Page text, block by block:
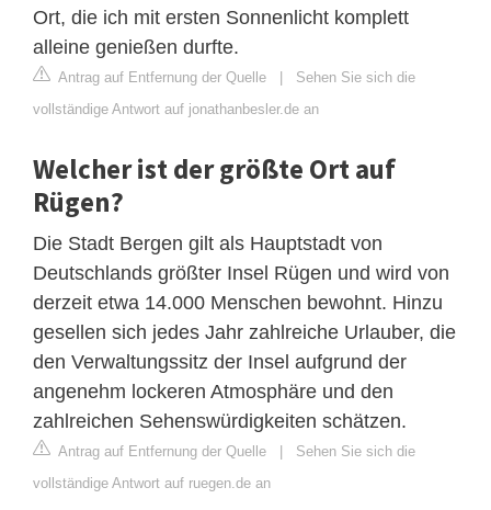
Ort, die ich mit ersten Sonnenlicht komplett
alleine genießen durfte.
Antrag auf Entfernung der Quelle | Sehen Sie sich die
vollständige Antwort auf jonathanbesler.de an
Welcher ist der größte Ort auf
Rügen?
Die Stadt Bergen gilt als Hauptstadt von
Deutschlands größter Insel Rügen und wird von
derzeit etwa 14.000 Menschen bewohnt. Hinzu
gesellen sich jedes Jahr zahlreiche Urlauber, die
den Verwaltungssitz der Insel aufgrund der
angenehm lockeren Atmosphäre und den
zahlreichen Sehenswürdigkeiten schätzen.
Antrag auf Entfernung der Quelle | Sehen Sie sich die
vollständige Antwort auf ruegen.de an